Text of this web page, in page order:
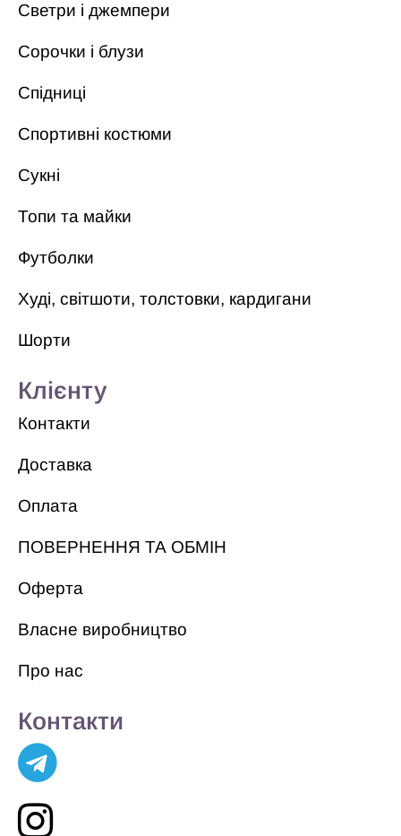
Светри і джемпери
Сорочки і блузи
Спідниці
Спортивні костюми
Сукні
Топи та майки
Футболки
Худі, світшоти, толстовки, кардигани
Шорти
Клієнту
Контакти
Доставка
Оплата
ПОВЕРНЕННЯ ТА ОБМІН
Оферта
Власне виробництво
Про нас
Контакти